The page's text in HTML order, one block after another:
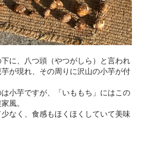
に、八つ頭（やつがしら）と言われ
が現れ、その周りに沢山の小芋が付
小芋ですが、「いももち」にはこの
風。
なく、食感もほくほくしていて美味